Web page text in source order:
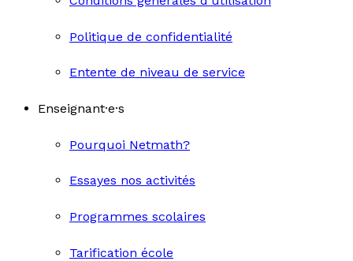
Politique de confidentialité
Entente de niveau de service
Enseignant·e·s
Pourquoi Netmath?
Essayes nos activités
Programmes scolaires
Tarification école